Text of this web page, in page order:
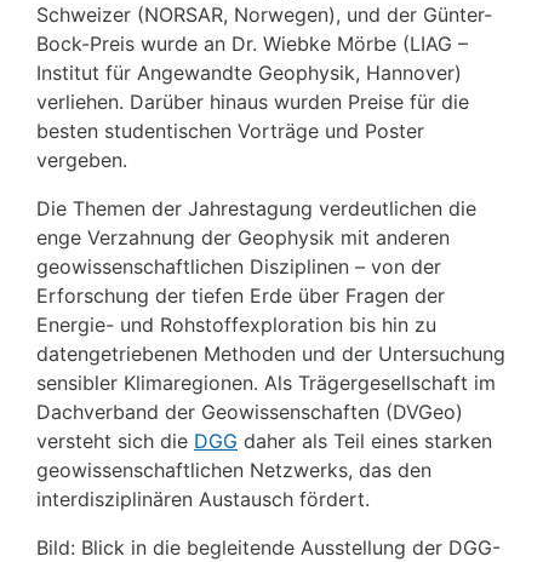
Schweizer (NORSAR, Norwegen), und der Günter-
Bock-Preis wurde an Dr. Wiebke Mörbe (LIAG –
Institut für Angewandte Geophysik, Hannover)
verliehen. Darüber hinaus wurden Preise für die
besten studentischen Vorträge und Poster
vergeben.
Die Themen der Jahrestagung verdeutlichen die
enge Verzahnung der Geophysik mit anderen
geowissenschaftlichen Disziplinen – von der
Erforschung der tiefen Erde über Fragen der
Energie- und Rohstoffexploration bis hin zu
datengetriebenen Methoden und der Untersuchung
sensibler Klimaregionen. Als Trägergesellschaft im
Dachverband der Geowissenschaften (DVGeo)
versteht sich die DGG daher als Teil eines starken
geowissenschaftlichen Netzwerks, das den
interdisziplinären Austausch fördert.
Bild: Blick in die begleitende Ausstellung der DGG-